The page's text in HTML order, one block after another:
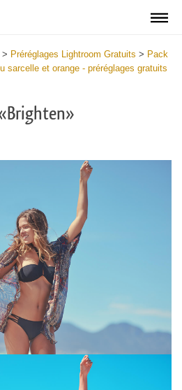
> Préréglages Lightroom Gratuits > Pack
sarcelle et orange - préréglages gratuits
sélectionner